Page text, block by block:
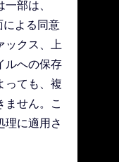
部は、
よる同意
ックス、上
ルへの保存
っても、複
ません。こ
理に適用さ